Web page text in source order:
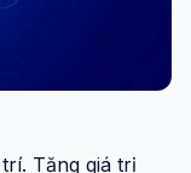
Tăng giá trị